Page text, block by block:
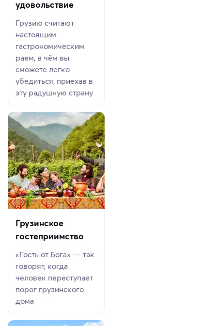
удовольствие
Грузию считают
настоящим
гастрономическим
раем, в чём вы
сможете легко
убедиться, приехав в
эту радушную страну
Грузинское
гостеприимство
«Гость от Бога» — так
говорят, когда
человек переступает
порог грузинского
дома